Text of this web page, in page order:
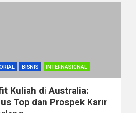
BISNIS INTERNASIONAL
Kuliah di Australia:
Top dan Prospek Karir